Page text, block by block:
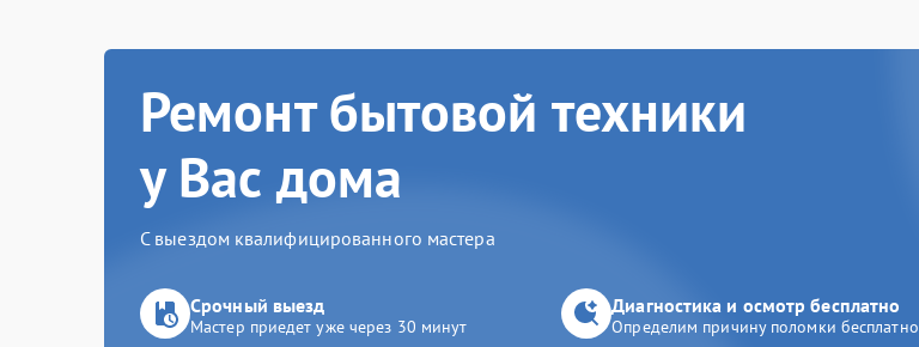
Ремонт бытовой техники
у Вас дома
С выездом квалифицированного мастера
Срочный выезд
Мастер приедет уже через 30 минут
Диагностика и осмотр бесплатно
Определим причину поломки бесплатно